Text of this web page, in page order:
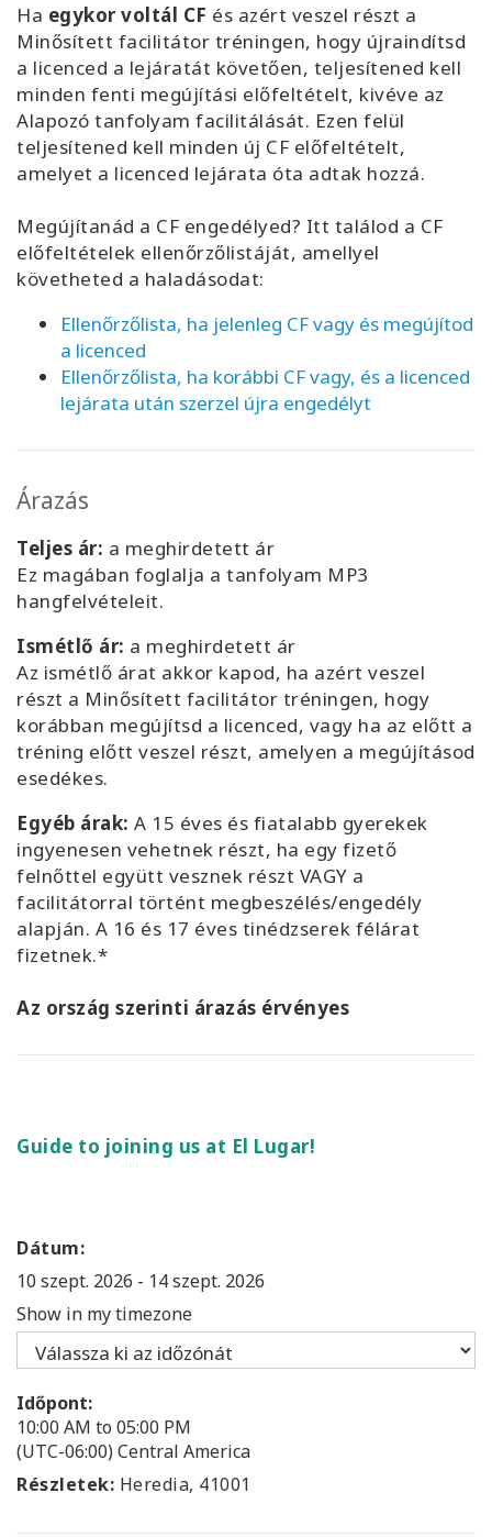
Ha egykor voltál CF és azért veszel részt a
Minősített facilitátor tréningen, hogy újraindítsd
a licenced a lejáratát követően, teljesítened kell
minden fenti megújítási előfeltételt, kivéve az
Alapozó tanfolyam facilitálását. Ezen felül
teljesítened kell minden új CF előfeltételt,
amelyet a licenced lejárata óta adtak hozzá.
Megújítanád a CF engedélyed? Itt találod a CF
előfeltételek ellenőrzőlistáját, amellyel
követheted a haladásodat:
Ellenőrzőlista, ha jelenleg CF vagy és megújítod
a licenced
Ellenőrzőlista, ha korábbi CF vagy, és a licenced
lejárata után szerzel újra engedélyt
Árazás
Teljes ár: a meghirdetett ár
Ez magában foglalja a tanfolyam MP3
hangfelvételeit.
Ismétlő ár: a meghirdetett ár
Az ismétlő árat akkor kapod, ha azért veszel
részt a Minősített facilitátor tréningen, hogy
korábban megújítsd a licenced, vagy ha az előtt a
tréning előtt veszel részt, amelyen a megújításod
esedékes.
Egyéb árak: A 15 éves és fiatalabb gyerekek
ingyenesen vehetnek részt, ha egy fizető
felnőttel együtt vesznek részt VAGY a
facilitátorral történt megbeszélés/engedély
alapján. A 16 és 17 éves tinédzserek félárat
fizetnek.*
Az ország szerinti árazás érvényes
Guide to joining us at El Lugar!
Dátum:
10 szept. 2026 - 14 szept. 2026
Show in my timezone
Időpont:
10:00 AM to 05:00 PM
(UTC-06:00) Central America
Részletek: Heredia, 41001